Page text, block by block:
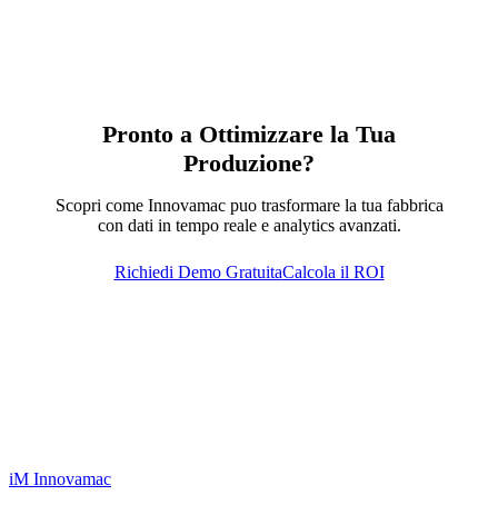
Pronto a Ottimizzare la Tua
Produzione?
Scopri come Innovamac puo trasformare la tua fabbrica
con dati in tempo reale e analytics avanzati.
Richiedi Demo GratuitaCalcola il ROI
iM Innovamac